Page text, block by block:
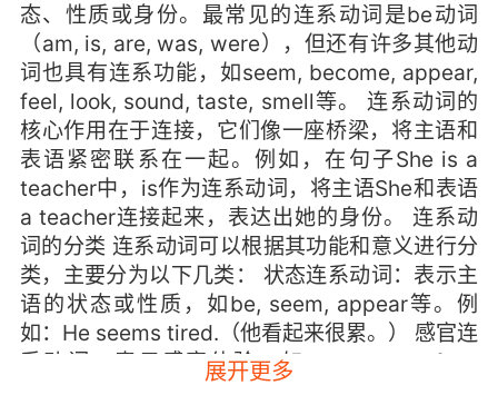
态、性质或身份。最常见的连系动词是be动词
（am, is, are, was, were），但还有许多其他动
词也具有连系功能，如seem, become, appear,
feel, look, sound, taste, smell等。 连系动词的
核心作用在于连接，它们像一座桥梁，将主语和
表语紧密联系在一起。例如，在句子She is a
teacher中，is作为连系动词，将主语She和表语
a teacher连接起来，表达出她的身份。 连系动
词的分类 连系动词可以根据其功能和意义进行分
类，主要分为以下几类： 状态连系动词：表示主
语的状态或性质，如be, seem, appear等。例
如：He seems tired.（他看起来很累。） 感官连
系动词：表示感官体验，如look, sound, feel,
taste, smell等。例如：The soup tastes
展开更多